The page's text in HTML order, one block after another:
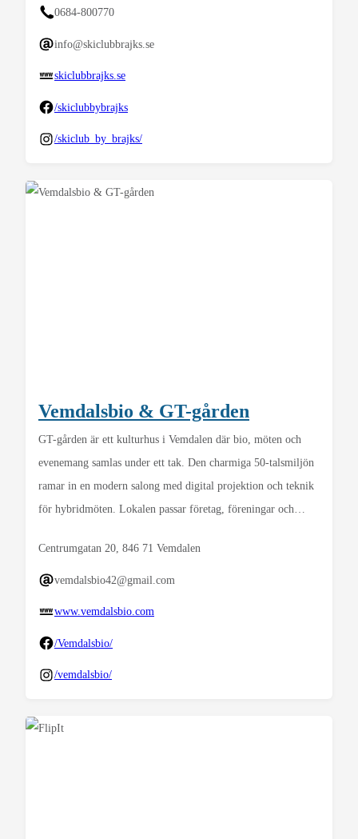
0684-800770
info@skiclubbrajks.se
skiclubbrajks.se
/skiclubbybrajks
/skiclub_by_brajks/
Vemdalsbio & GT-gården
GT-gården är ett kulturhus i Vemdalen där bio, möten och
evenemang samlas under ett tak. Den charmiga 50-talsmiljön
ramar in en modern salong med digital projektion och teknik
för hybridmöten. Lokalen passar företag, föreningar och…
Centrumgatan 20, 846 71 Vemdalen
vemdalsbio42@gmail.com
www.vemdalsbio.com
/Vemdalsbio/
/vemdalsbio/